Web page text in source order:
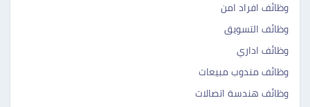
وظائف افراد امن
وظائف التسويق
وظائف اداري
وظائف مندوب مبيعات
وظائف هندسة اتصالات